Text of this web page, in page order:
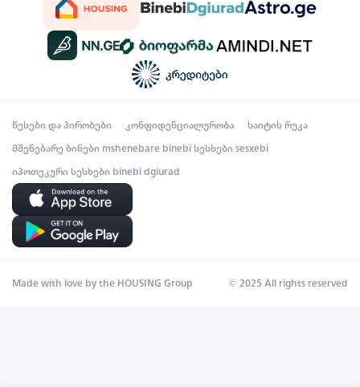
წესები და პირობები კონფიდენციალურობა საიტის რუკა
მშენებარე ბინები mshenebare binebi სესხები sesxebi
იპოთეკური სესხები binebi dgiurad
Made with love by the HOUSING Group © 2025 All rights reserved